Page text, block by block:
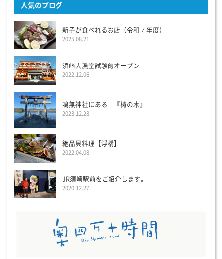
人気のブログ
新子が食べれるお店（令和７年度）
2025.08.21
須﨑大漁堂試験的オープン
2022.12.06
鳴無神社にある 『梼の木』
2023.12.28
絶品貝料理【浮橋】
2022.04.08
JR須崎駅前をご紹介します。
2020.12.27